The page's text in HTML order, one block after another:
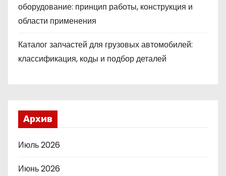
оборудование: принцип работы, конструкция и
области применения
Каталог запчастей для грузовых автомобилей:
классификация, коды и подбор деталей
Архив
Июль 2026
Июнь 2026